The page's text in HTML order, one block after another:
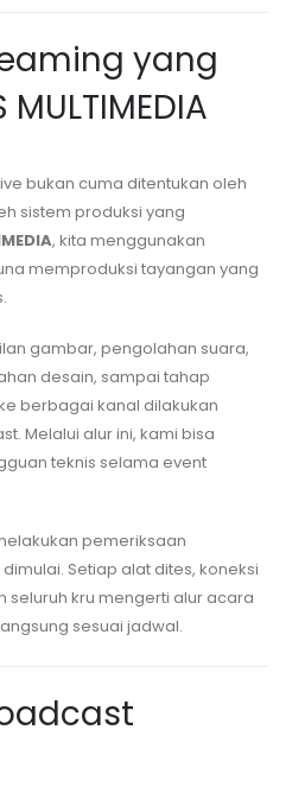
yang
bukan cuma ditentukan oleh
sistem produksi yang
, kita menggunakan
memproduksi tayangan yang
gambar, pengolahan suara,
desain, sampai tahap
berbagai kanal dilakukan
Melalui alur ini, kami bisa
teknis selama event
pemeriksaan
Setiap alat dites, koneksi
seluruh kru mengerti alur acara
sesuai jadwal.